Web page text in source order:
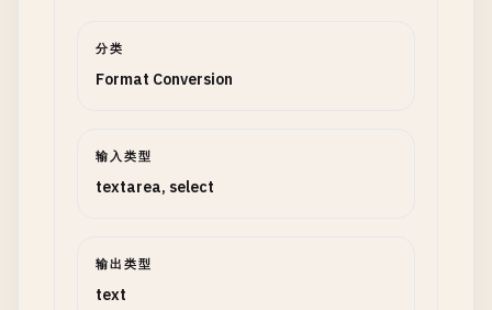
分类
Format Conversion
输入类型
textarea, select
输出类型
text